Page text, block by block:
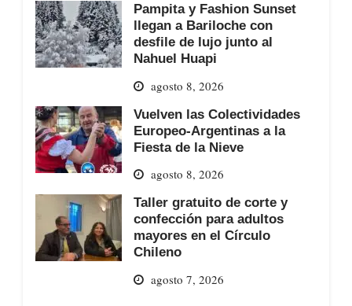
Pampita y Fashion Sunset
llegan a Bariloche con
desfile de lujo junto al
Nahuel Huapi
agosto 8, 2026
Vuelven las Colectividades
Europeo-Argentinas a la
Fiesta de la Nieve
agosto 8, 2026
Taller gratuito de corte y
confección para adultos
mayores en el Círculo
Chileno
agosto 7, 2026